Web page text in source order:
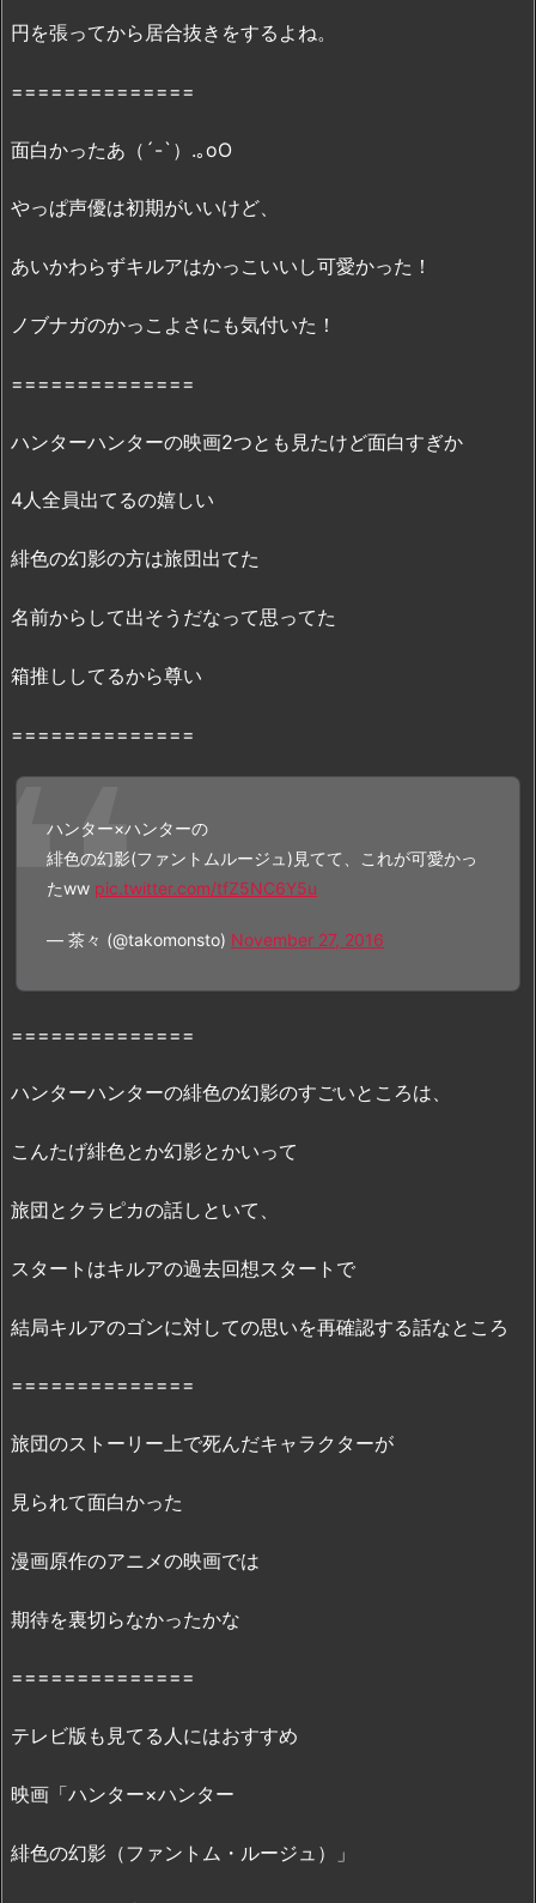
の
影
の
想・
ど
こ
画
場
H
N
E
×
N
T
E
～
の
影
の
料
ル
画
P
n
o
a、
a
m
t
o
円を張ってから居合抜きをするよね。
==============
面白かったあ（´-`）.｡oO
やっぱ声優は初期がいいけど、
あいかわらずキルアはかっこいいし可愛かった！
ノブナガのかっこよさにも気付いた！
==============
ハンターハンターの映画2つとも見たけど面白すぎか
4人全員出てるの嬉しい
緋色の幻影の方は旅団出てた
名前からして出そうだなって思ってた
箱推ししてるから尊い
==============
ハンター×ハンターの
緋色の幻影(ファントムルージュ)見てて、これが可愛かっ
たww pic.twitter.com/tfZ5NC6Y5u
— 茶々 (@takomonsto) November 27, 2016
==============
ハンターハンターの緋色の幻影のすごいところは、
こんたげ緋色とか幻影とかいって
旅団とクラピカの話しといて、
スタートはキルアの過去回想スタートで
結局キルアのゴンに対しての思いを再確認する話なところ
==============
旅団のストーリー上で死んだキャラクターが
見られて面白かった
漫画原作のアニメの映画では
期待を裏切らなかったかな
==============
テレビ版も見てる人にはおすすめ
映画「ハンター×ハンター
緋色の幻影（ファントム・ルージュ）」